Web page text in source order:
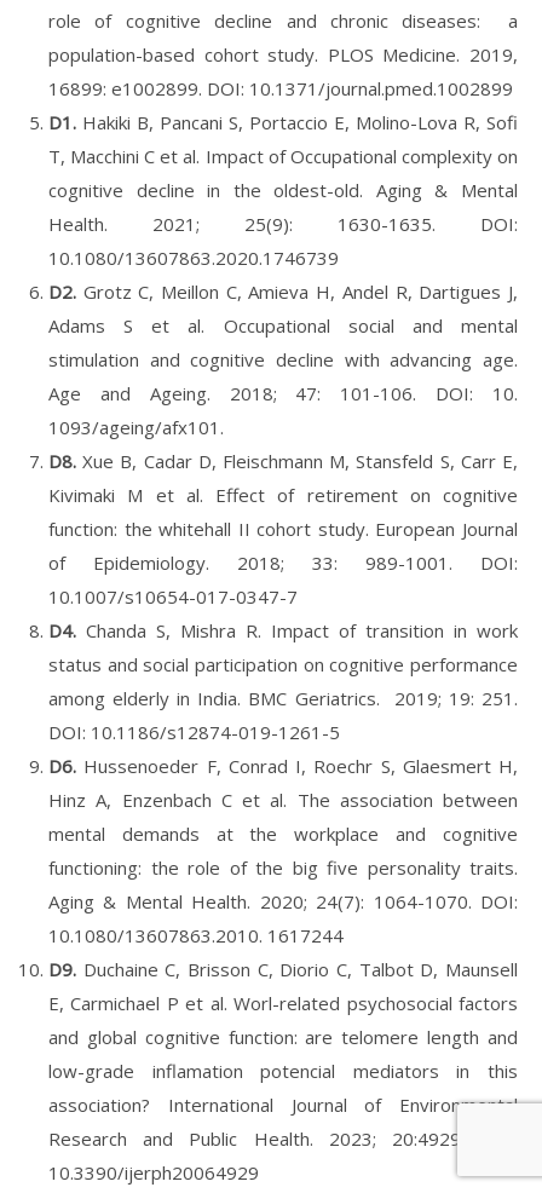
role of cognitive decline and chronic diseases: a
population-based cohort study. PLOS Medicine. 2019,
16899: e1002899. DOI: 10.1371/journal.pmed.1002899
D1. Hakiki B, Pancani S, Portaccio E, Molino-Lova R, Sofi
T, Macchini C et al. Impact of Occupational complexity on
cognitive decline in the oldest-old. Aging & Mental
Health. 2021; 25(9): 1630-1635. DOI:
10.1080/13607863.2020.1746739
D2. Grotz C, Meillon C, Amieva H, Andel R, Dartigues J,
Adams S et al. Occupational social and mental
stimulation and cognitive decline with advancing age.
Age and Ageing. 2018; 47: 101-106. DOI: 10.
1093/ageing/afx101.
D8. Xue B, Cadar D, Fleischmann M, Stansfeld S, Carr E,
Kivimaki M et al. Effect of retirement on cognitive
function: the whitehall II cohort study. European Journal
of Epidemiology. 2018; 33: 989-1001. DOI:
10.1007/s10654-017-0347-7
D4. Chanda S, Mishra R. Impact of transition in work
status and social participation on cognitive performance
among elderly in India. BMC Geriatrics. 2019; 19: 251.
DOI: 10.1186/s12874-019-1261-5
D6. Hussenoeder F, Conrad I, Roechr S, Glaesmert H,
Hinz A, Enzenbach C et al. The association between
mental demands at the workplace and cognitive
functioning: the role of the big five personality traits.
Aging & Mental Health. 2020; 24(7): 1064-1070. DOI:
10.1080/13607863.2010. 1617244
D9. Duchaine C, Brisson C, Diorio C, Talbot D, Maunsell
E, Carmichael P et al. Worl-related psychosocial factors
and global cognitive function: are telomere length and
low-grade inflamation potencial mediators in this
association? International Journal of Environmental
Research and Public Health. 2023; 20:4929. DOI:
10.3390/ijerph20064929